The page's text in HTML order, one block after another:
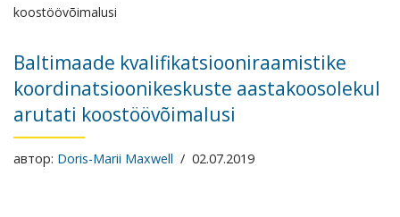
koostöövõimalusi
Baltimaade kvalifikatsiooniraamistike
koordinatsioonikeskuste aastakoosolekul
arutati koostöövõimalusi
автор: Doris-Marii Maxwell 02.07.2019